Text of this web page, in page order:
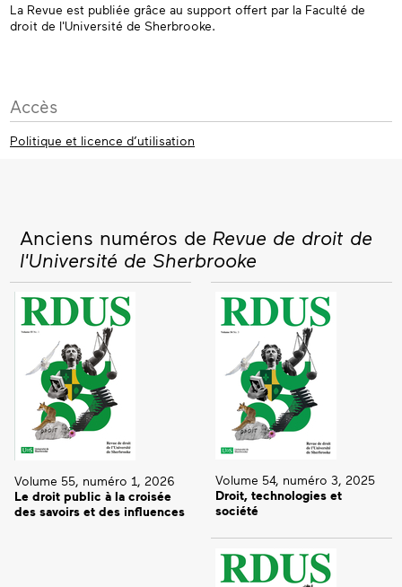
La Revue est publiée grâce au support offert par la Faculté de
droit de l'Université de Sherbrooke.
Accès
Politique et licence d’utilisation
Anciens numéros de Revue de droit de
l'Université de Sherbrooke
Volume 55, numéro 1, 2026
Le droit public à la croisée
des savoirs et des influences
Volume 54, numéro 3, 2025
Droit, technologies et
société